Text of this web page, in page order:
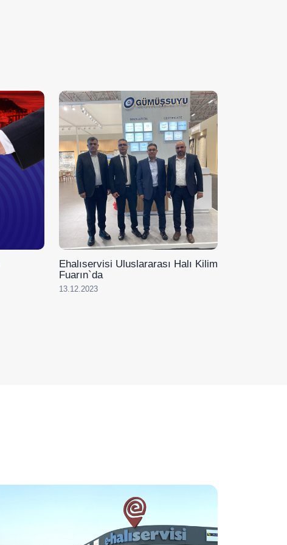
Ehalıservisi Uluslararası Halı Kilim
Fuarın`da
13.12.2023